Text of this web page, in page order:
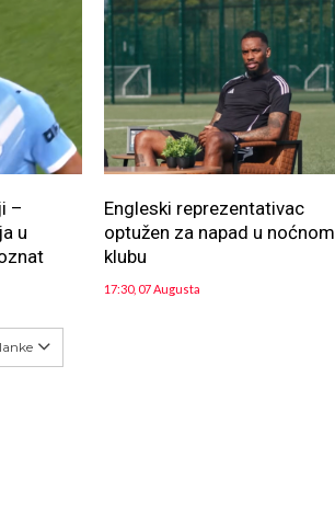
–
u
Engleski reprezentativac
optužen za napad u noćnom
klubu
17:30, 07 Augusta